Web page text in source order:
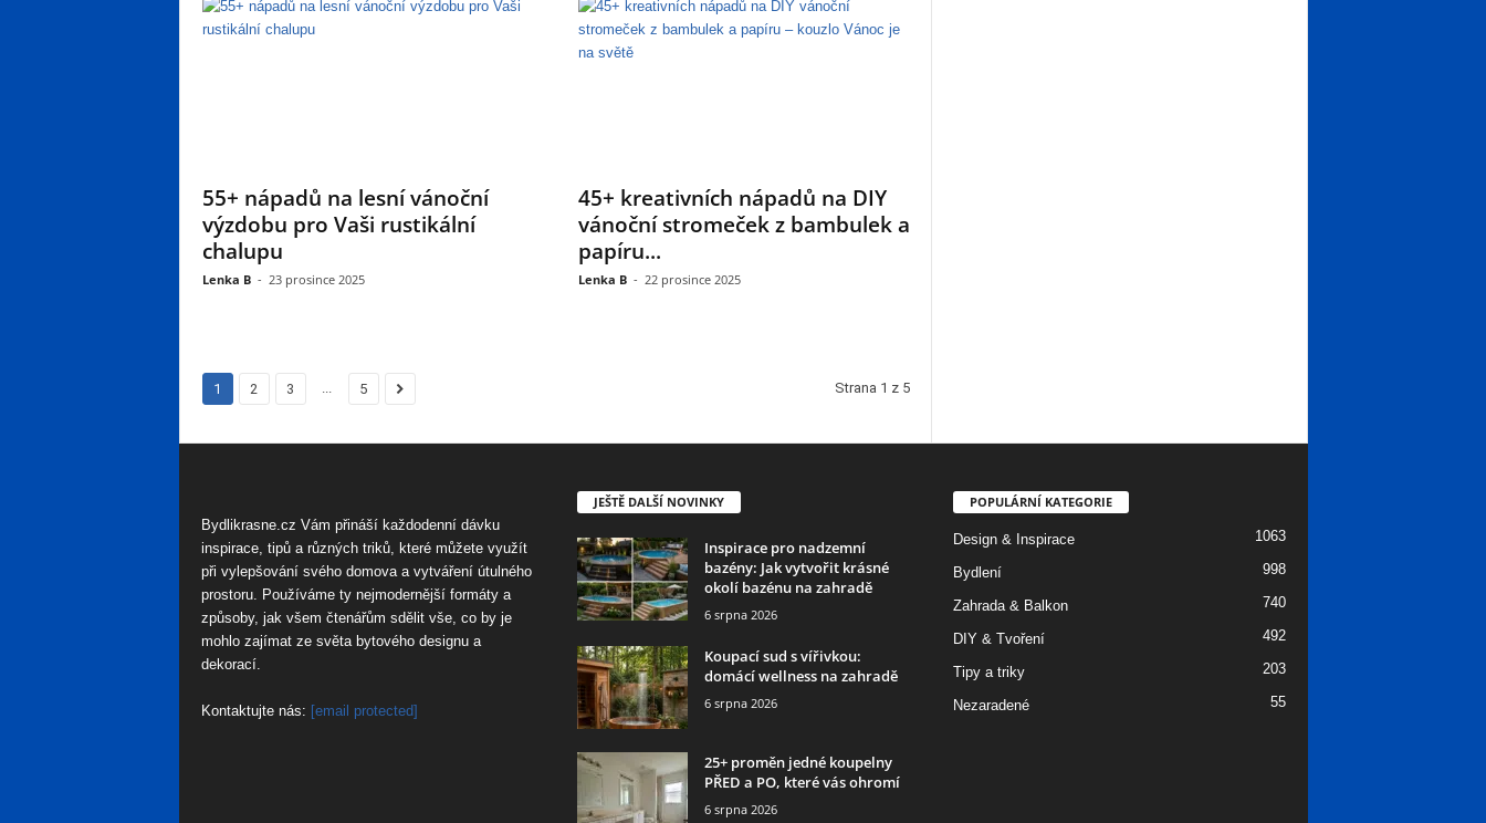
55+ nápadů na lesní vánoční
výzdobu pro Vaši rustikální
chalupu
Lenka B - 23 prosince 2025
45+ kreativních nápadů na DIY
vánoční stromeček z bambulek a
papíru...
Lenka B - 22 prosince 2025
1 2 3 ... 5 Strana 1 z 5
Bydlikrasne.cz Vám přináší každodenní dávku
inspirace, tipů a různých triků, které můžete využít
při vylepšování svého domova a vytváření útulného
prostoru. Používáme ty nejmodernější formáty a
způsoby, jak všem čtenářům sdělit vše, co by je
mohlo zajímat ze světa bytového designu a
dekorací.
Kontaktujte nás: [email protected]
JEŠTĚ DALŠÍ NOVINKY
Inspirace pro nadzemní
bazény: Jak vytvořit krásné
okolí bazénu na zahradě
6 srpna 2026
Koupací sud s vířivkou:
domácí wellness na zahradě
6 srpna 2026
25+ proměn jedné koupelny
PŘED a PO, které vás ohromí
6 srpna 2026
POPULÁRNÍ KATEGORIE
Design & Inspirace 1063
Bydlení 998
Zahrada & Balkon 740
DIY & Tvoření 492
Tipy a triky 203
Nezaradené 55